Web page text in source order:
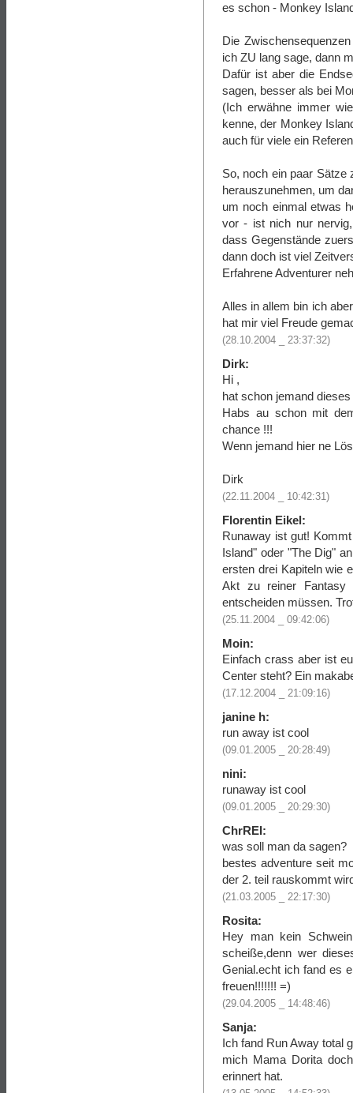
es schon - Monkey
Die
ich ZU lang sage, dann
Dafür ist aber die
sagen, besser als bei
(Ich erwähne immer
kenne, der Monkey
auch für viele ein
So, noch ein paar Sätze
herauszunehmen, um
um noch einmal etwas
vor - ist nich nur
dass Gegenstände
dann doch ist viel
Erfahrene Adventurer
Alles in allem bin ich
hat mir viel Freude
(28.10.2004 _ 23:37:32)
Dirk:
Hi ,
hat schon jemand
Habs au schon mit
chance !!!
Wenn jemand hier ne
Dirk
(22.11.2004 _ 10:42:31)
Florentin Eikel:
Runaway ist gut!
Island" oder "The Dig"
ersten drei Kapiteln wie
Akt zu reiner Fantasy
entscheiden müssen.
(25.11.2004 _ 09:42:06)
Moin:
Einfach crass aber ist
Center steht? Ein
(17.12.2004 _ 21:09:16)
janine h:
run away ist cool
(09.01.2005 _ 20:28:49)
nini:
runaway ist cool
(09.01.2005 _ 20:29:30)
ChrREI:
was soll man da sagen?
bestes adventure seit
der 2. teil rauskommt
(21.03.2005 _ 22:17:30)
Rosita:
Hey man kein
scheiße,denn wer
Genial.echt ich fand es
freuen!!!!!!! =)
(29.04.2005 _ 14:48:46)
Sanja:
Ich fand Run Away total
mich Mama Dorita
erinnert hat.